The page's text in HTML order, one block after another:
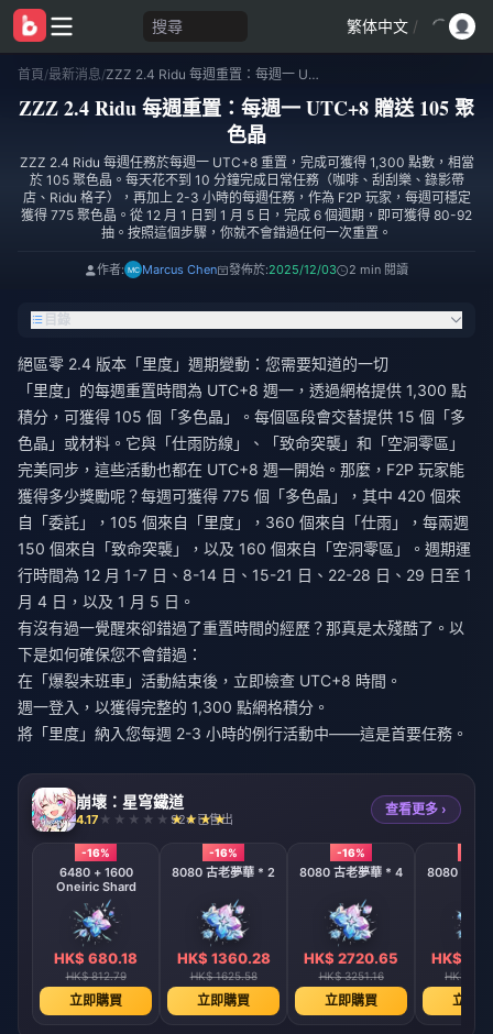
搜尋 繁体中文 /
首頁/最新消息/ ZZZ 2.4 Ridu 每週重置：每週一 UTC+8 贈送 105 聚色晶
ZZZ 2.4 Ridu 每週重置：每週一 UTC+8 贈送 105 聚
色晶
ZZZ 2.4 Ridu 每週任務於每週一 UTC+8 重置，完成可獲得 1,300 點數，相當
於 105 聚色晶。每天花不到 10 分鐘完成日常任務（咖啡、刮刮樂、錄影帶
店、Ridu 格子），再加上 2-3 小時的每週任務，作為 F2P 玩家，每週可穩定
獲得 775 聚色晶。從 12 月 1 日到 1 月 5 日，完成 6 個週期，即可獲得 80-92
抽。按照這個步驟，你就不會錯過任何一次重置。
作者: Marcus Chen 發佈於:2025/12/03 2 min 閱讀
目錄
絕區零 2.4 版本「里度」週期變動：您需要知道的一切
「里度」的每週重置時間為 UTC+8 週一，透過網格提供 1,300 點
積分，可獲得 105 個「多色晶」。每個區段會交替提供 15 個「多
色晶」或材料。它與「仕雨防線」、「致命突襲」和「空洞零區」
完美同步，這些活動也都在 UTC+8 週一開始。那麼，F2P 玩家能
獲得多少獎勵呢？每週可獲得 775 個「多色晶」，其中 420 個來
自「委託」，105 個來自「里度」，360 個來自「仕雨」，每兩週
150 個來自「致命突襲」，以及 160 個來自「空洞零區」。週期運
行時間為 12 月 1-7 日、8-14 日、15-21 日、22-28 日、29 日至 1
月 4 日，以及 1 月 5 日。
有沒有過一覺醒來卻錯過了重置時間的經歷？那真是太殘酷了。以
下是如何確保您不會錯過：
在「爆裂末班車」活動結束後，立即檢查 UTC+8 時間。
週一登入，以獲得完整的 1,300 點網格積分。
將「里度」納入您每週 2-3 小時的例行活動中——這是首要任務。
崩壞：星穹鐵道
4.17 924 已售出
查看更多 ›
-16%
6480 + 1600
Oneiric Shard
HK$ 680.18
HK$ 812.79
立即購買
-16%
8080 古老夢華 * 2
HK$ 1360.28
HK$ 1625.58
立即購買
-16%
8080 古老夢華 * 4
HK$ 2720.65
HK$ 3251.16
立即購買
8080 古老
HK$
HK$
立即